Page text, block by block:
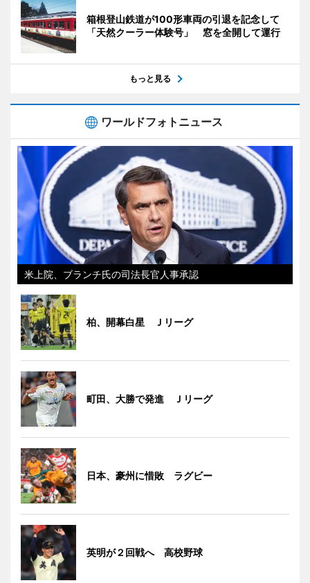
箱根登山鉄道が100形車両の引退を記念して
「天然クーラー体験号」 窓を全開して運行
もっと見る
ワールドフォトニュース
米上院、ブランチ氏の司法長官人事承認
柏、開幕白星 Ｊリーグ
町田、大勝で発進 Ｊリーグ
日本、豪州に惜敗 ラグビー
英明が２回戦へ 高校野球